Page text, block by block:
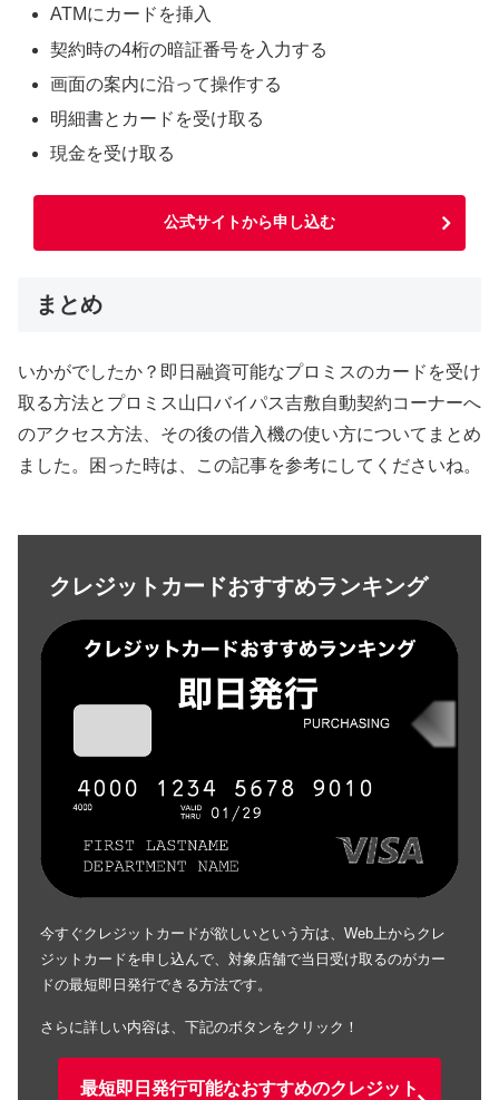
ATMにカードを挿入
契約時の4桁の暗証番号を入力する
画面の案内に沿って操作する
明細書とカードを受け取る
現金を受け取る
公式サイトから申し込む
まとめ
いかがでしたか？即日融資可能なプロミスのカードを受け
取る方法とプロミス山口バイパス吉敷自動契約コーナーへ
のアクセス方法、その後の借入機の使い方についてまとめ
ました。困った時は、この記事を参考にしてくださいね。
クレジットカードおすすめランキング
今すぐクレジットカードが欲しいという方は、Web上からクレ
ジットカードを申し込んで、対象店舗で当日受け取るのがカー
ドの最短即日発行できる方法です。
さらに詳しい内容は、下記のボタンをクリック！
最短即日発行可能なおすすめのクレジット